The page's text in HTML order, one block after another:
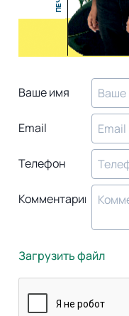
Ваше имя
Email
Телефон
Комментарий
Загрузить файл